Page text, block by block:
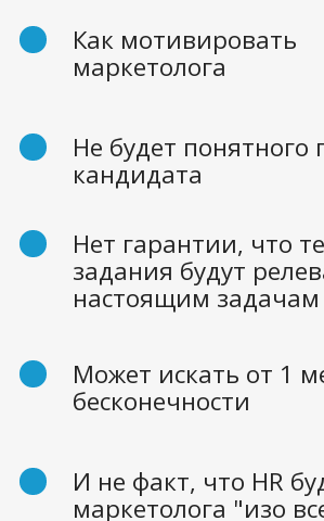
месяцев, за которые придется
отдать от 150 т.р. в месяц. И в
большинстве случаев он уйдет.
нагрузили его не тем, что он хотел
и ждал. Плюс закрыть вакансию
быстро очень сложно. Значит, еще
расходы на поиск и тестирование.
С нами вы сэкономите не менее
половины расходов.